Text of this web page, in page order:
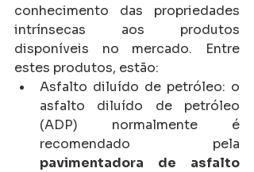
conhecimento das propriedades
intrínsecas aos produtos
disponíveis no mercado. Entre
estes produtos, estão:
Asfalto diluído de petróleo: o
asfalto diluído de petróleo
(ADP) normalmente é
pavimentadora de asfalto